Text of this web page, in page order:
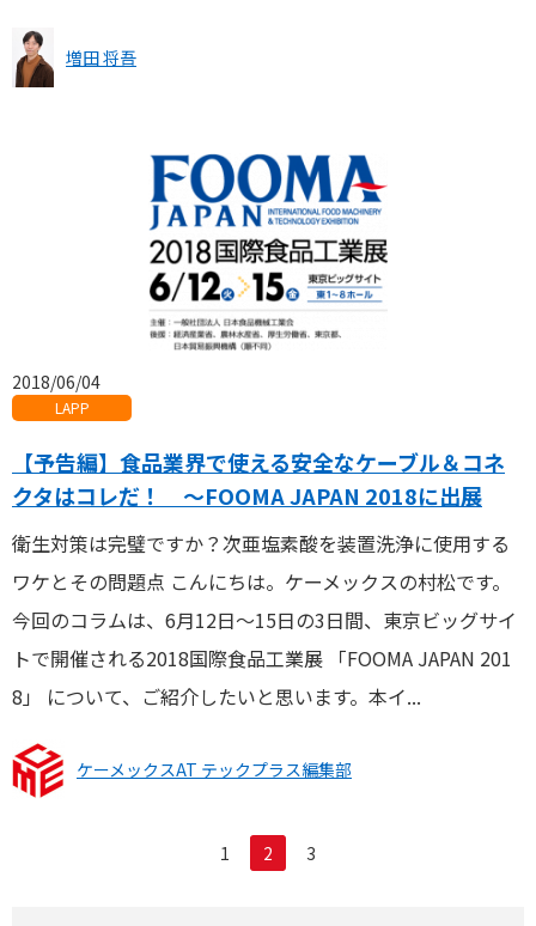
増田 将吾
2018/06/04
LAPP
【予告編】食品業界で使える安全なケーブル＆コネ
クタはコレだ！ ～FOOMA JAPAN 2018に出展
衛生対策は完璧ですか？次亜塩素酸を装置洗浄に使用する
ワケとその問題点 こんにちは。ケーメックスの村松です。
今回のコラムは、6月12日～15日の3日間、東京ビッグサイ
トで開催される2018国際食品工業展 「FOOMA JAPAN 201
8」 について、ご紹介したいと思います。本イ...
ケーメックスAT テックプラス編集部
1 2 3